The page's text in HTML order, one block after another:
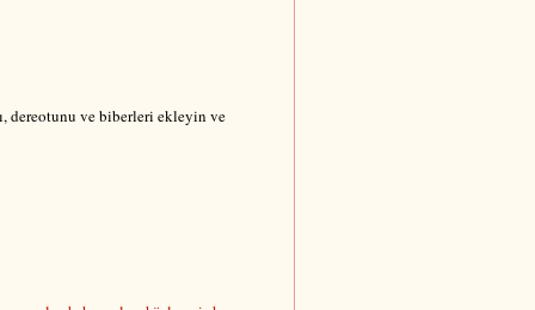
dereotunu ve biberleri ekleyin ve